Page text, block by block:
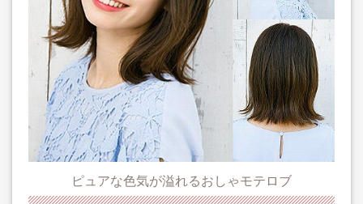
ピュアな色気が溢れるおしゃモテロブ